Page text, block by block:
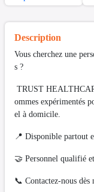
Description
Vous cherchez une
s ?
TRUST
ommes expérimentés
el à domicile.
📍 Disponible partout
🤝 Personnel qualifié
📞 Contactez-nous